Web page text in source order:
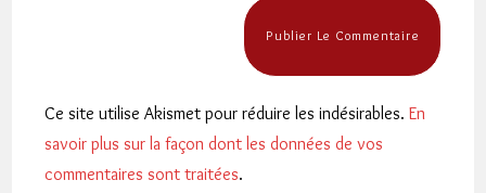
Ce site utilise Akismet pour réduire les indésirables.En
savoir plus sur la façon dont les données de vos
commentaires sont traitées.